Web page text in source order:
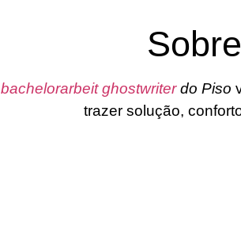
bachelorarbeit ghostwriterdo Piso
trazer solução,